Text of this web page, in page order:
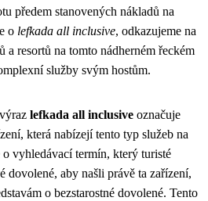
předem stanovených nákladů na
o lefkada all inclusive, odkazujeme na
a resortů na tomto nádherném řeckém
služby svým hostům.
lefkada all inclusive označuje
která nabízejí tento typ služeb na
o vyhledávací termín, který turisté
dovolené, aby našli právě ta zařízení,
o bezstarostné dovolené. Tento